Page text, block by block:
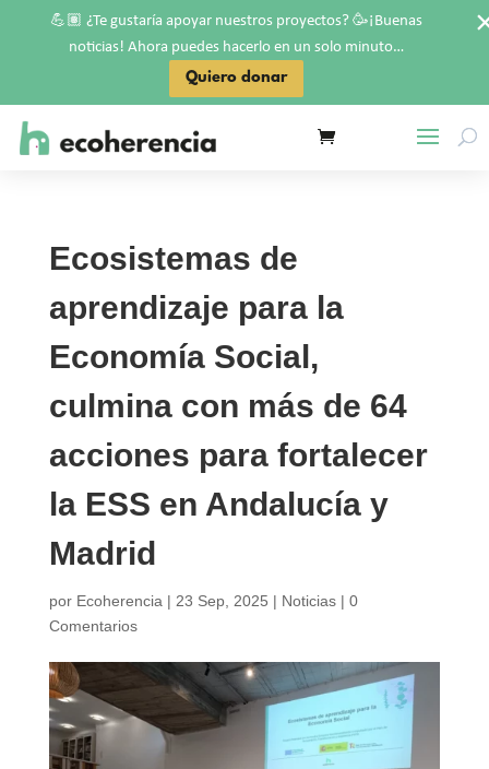
Ecosistemas de
aprendizaje para la
Economía Social,
culmina con más de 64
acciones para fortalecer
la ESS en Andalucía y
Madrid
por Ecoherencia | 23 Sep, 2025 | Noticias| 0
Comentarios
💪🏽 ¿Te gustaría apoyar nuestros proyectos? 🥳¡Buenas
noticias! Ahora puedes hacerlo en un solo minuto…
Quiero donar